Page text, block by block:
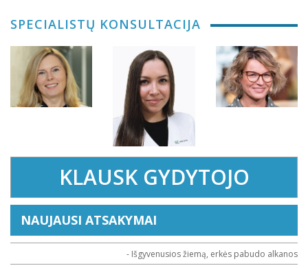
SPECIALISTŲ KONSULTACIJA
KLAUSK GYDYTOJO
NAUJAUSI ATSAKYMAI
- Išgyvenusios žiemą, erkės pabudo alkanos